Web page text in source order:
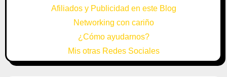
Afiliados y Publicidad en este Blog
Networking con cariño
¿Cómo ayudarnos?
Mis otras Redes Sociales